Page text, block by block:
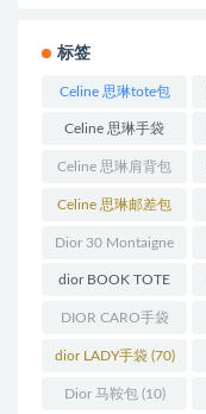
标签
Celine 思琳tote包
(23)
Celine 思琳手袋
(250)
Celine 思琳肩背包
(12)
Celine 思琳邮差包
(13)
Dior 30 Montaigne
蒙田(31)
dior BOOK TOTE
(12)
DIOR CARO手袋
(11)
dior LADY手袋(70)
Dior 马鞍包(10)